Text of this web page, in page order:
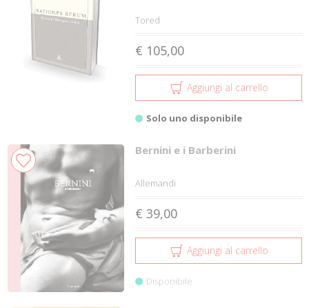
Tored
€ 105,00
Aggiungi al carrello
Solo uno disponibile
Bernini e i Barberini
Allemandi
€ 39,00
Aggiungi al carrello
Disponibile